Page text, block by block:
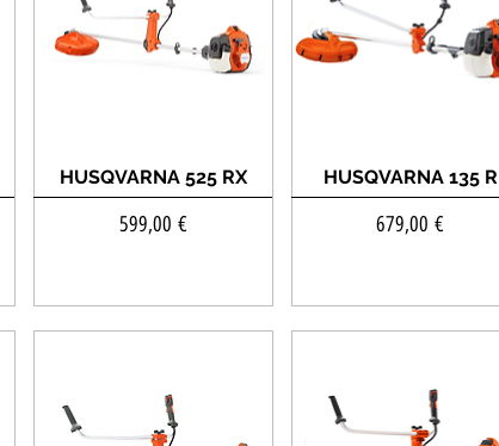
HUSQVARNA 525 RX
Prix
599,00 €
HUSQVARNA 135 R
Prix
679,00 €